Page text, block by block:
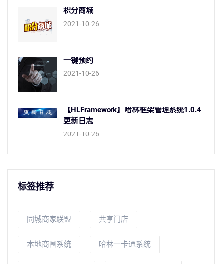
积分商城
2021-10-26
一键预约
2021-10-26
【HLFramework】哈林框架管理系统1.0.4
更新日志
2021-10-26
标签推荐
同城商家联盟 共享门店
本地商圈系统 哈林一卡通系统